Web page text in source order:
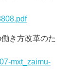
き方改革のた
mxt_zaimu-